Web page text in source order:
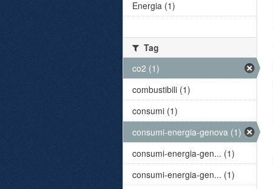
Energia (1)
Tag
co2 (1)
combustibili (1)
consumi (1)
consumi-energia-genova (1)
consumi-energia-gen... (1)
consumi-energia-gen... (1)